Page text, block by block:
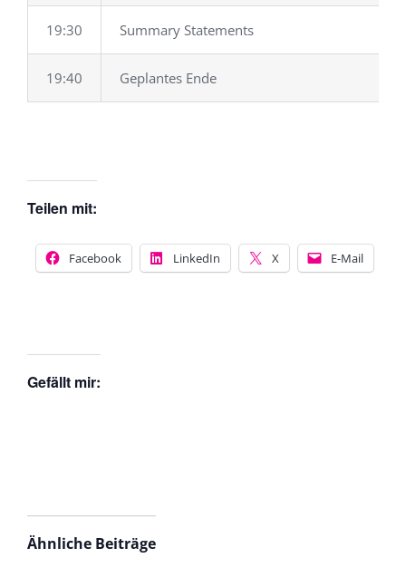
19:30 Summary Statements
19:40 Geplantes Ende
Teilen mit:
Facebook LinkedIn X E-Mail
Gefällt mir:
Ähnliche Beiträge